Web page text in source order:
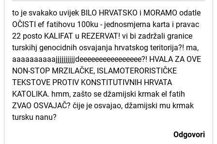
to je svakako uvijek BILO HRVATSKO i MORAMO odatle
OČISTI ef fatihovu 100ku - jednosmjerna karta i pravac
22 posto KALIFAT u REZERVAT! vi bi zadržali granice
turskihj genocidnih osvajanja hrvatskog teritorija?! ma,
aaaaaaaaaajjjjjjjjjjdeeeeeeeeeeeeeeee?! HVALA ZA OVE
NON-STOP MRZILAČKE, ISLAMOTERORISTIČKE
TEKSTOVE PROTIV KONSTITUTIVNIH HRVATA
KATOLIKA. hmm, zašto se džamijski krmak el fatih
ZVAO OSVAJAČ? čije je osvajao, džamijski mu krmak
tursku nanu?
Odgovori